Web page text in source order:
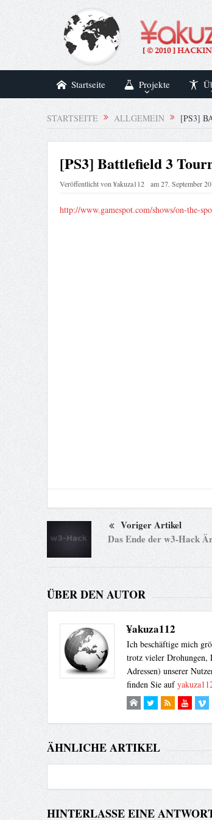
Startseite Projekte
STARTSEITE ALLGEMEIN [PS3]
[PS3] Battlefield 3
Veröffentlicht von¥akuza112 am27. September
http://www.gamespot.com/shows/on-the-
Voriger Artikel
Das Ende der w3-Hack
ÜBER DEN AUTOR
¥akuza112
Ich beschäftige mich
trotz vieler Drohungen,
Adressen) unserer
finden Sie auf
ÄHNLICHE ARTIKEL
HINTERLASSE EINE